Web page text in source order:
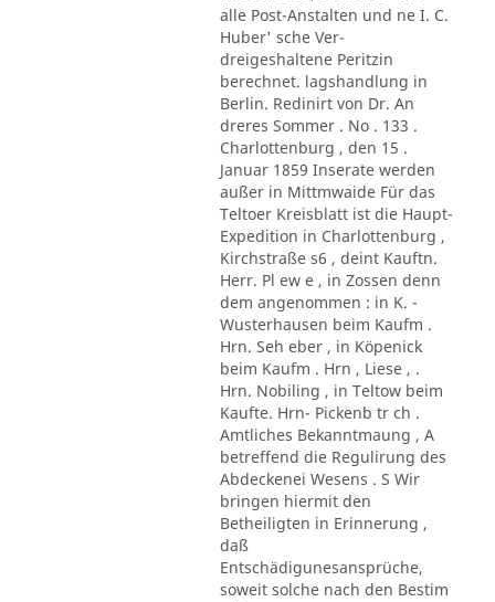
alle Post-Anstalten und ne I. C.
Huber' sche Ver-
dreigeshaltene Peritzin
berechnet. lagshandlung in
Berlin. Redinirt von Dr. An
dreres Sommer . No . 133 .
Charlottenburg , den 15 .
Januar 1859 Inserate werden
außer in Mittmwaide Für das
Teltoer Kreisblatt ist die Haupt-
Expedition in Charlottenburg ,
Kirchstraße s6 , deint Kauftn.
Herr. Pl ew e , in Zossen denn
dem angenommen : in K. -
Wusterhausen beim Kaufm .
Hrn. Seh eber , in Köpenick
beim Kaufm . Hrn , Liese , .
Hrn. Nobiling , in Teltow beim
Kaufte. Hrn- Pickenb tr ch .
Amtliches Bekanntmaung , A
betreffend die Regulirung des
Abdeckenei Wesens . S Wir
bringen hiermit den
Betheiligten in Erinnerung ,
daß
Entschädigunesansprüche,
soweit solche nach den Bestim